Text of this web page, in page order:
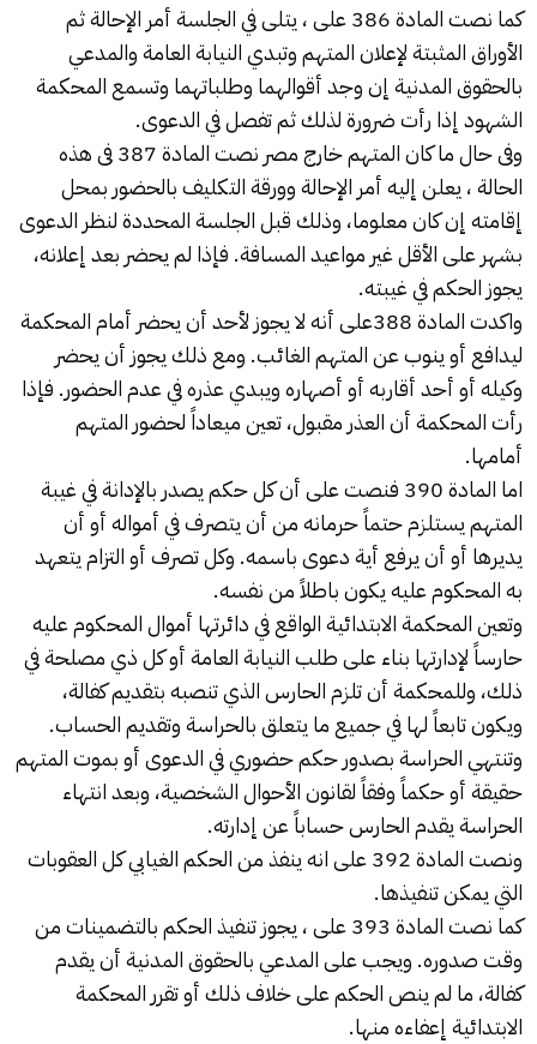
كما نصت المادة 386 على ، يتلى في الجلسة أمر الإحالة ثم
الأوراق المثبتة لإعلان المتهم وتبدي النيابة العامة والمدعي
بالحقوق المدنية إن وجد أقوالهما وطلباتهما وتسمع المحكمة
الشهود إذا رأت ضرورة لذلك ثم تفصل في الدعوى.
وفى حال ما كان المتهم خارج مصر نصت المادة 387 فى هذه
الحالة ، يعلن إليه أمر الإحالة وورقة التكليف بالحضور بمحل
إقامته إن كان معلوما، وذلك قبل الجلسة المحددة لنظر الدعوى
بشهر على الأقل غير مواعيد المسافة. فإذا لم يحضر بعد إعلانه،
يجوز الحكم في غيبته.
واكدت المادة 388على أنه لا يجوز لأحد أن يحضر أمام المحكمة
ليدافع أو ينوب عن المتهم الغائب. ومع ذلك يجوز أن يحضر
وكيله أو أحد أقاربه أو أصهاره ويبدي عذره في عدم الحضور. فإذا
رأت المحكمة أن العذر مقبول، تعين ميعاداً لحضور المتهم
أمامها.
اما المادة 390 فنصت على أن كل حكم يصدر بالإدانة في غيبة
المتهم يستلزم حتماً حرمانه من أن يتصرف في أمواله أو أن
يديرها أو أن يرفع أية دعوى باسمه. وكل تصرف أو التزام يتعهد
به المحكوم عليه يكون باطلاً من نفسه.
وتعين المحكمة الابتدائية الواقع في دائرتها أموال المحكوم عليه
حارساً لإدارتها بناء على طلب النيابة العامة أو كل ذي مصلحة في
ذلك، وللمحكمة أن تلزم الحارس الذي تنصبه بتقديم كفالة،
ويكون تابعاً لها في جميع ما يتعلق بالحراسة وتقديم الحساب.
وتنتهي الحراسة بصدور حكم حضوري في الدعوى أو بموت المتهم
حقيقة أو حكماً وفقاً لقانون الأحوال الشخصية، وبعد انتهاء
الحراسة يقدم الحارس حساباً عن إدارته.
ونصت المادة 392 على انه ينفذ من الحكم الغيابي كل العقوبات
التي يمكن تنفيذها.
كما نصت المادة 393 على ، يجوز تنفيذ الحكم بالتضمينات من
وقت صدوره. ويجب على المدعي بالحقوق المدنية أن يقدم
كفالة، ما لم ينص الحكم على خلاف ذلك أو تقرر المحكمة
الابتدائية إعفاءه منها.